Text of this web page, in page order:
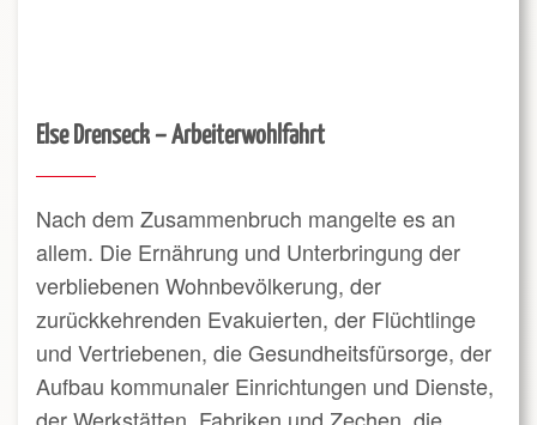
Else Drenseck – Arbeiterwohlfahrt
Nach dem Zusammenbruch mangelte es an
allem. Die Ernährung und Unterbringung der
verbliebenen Wohnbevölkerung, der
zurückkehrenden Evakuierten, der Flüchtlinge
und Vertriebenen, die Gesundheitsfürsorge, der
Aufbau kommunaler Einrichtungen und Dienste,